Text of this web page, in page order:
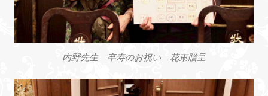
内野先生 卒寿のお祝い 花束贈呈